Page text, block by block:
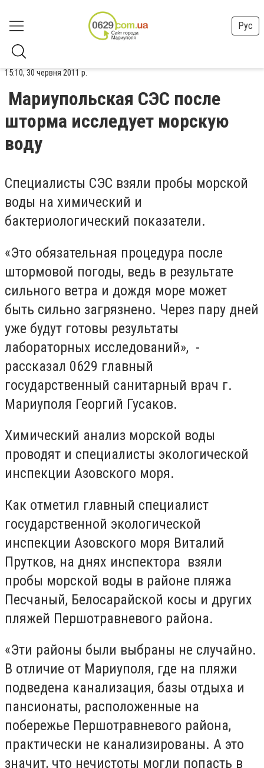
Рус
15:10, 30 червня 2011 р.
Мариупольская СЭС после
шторма исследует морскую
воду
Специалисты СЭС взяли пробы морской
воды на химический и
бактериологический показатели.
«Это обязательная процедура после
штормовой погоды, ведь в результате
сильного ветра и дождя море может
быть сильно загрязнено. Через пару дней
уже будут готовы результаты
лабораторных исследований», -
рассказал 0629 главный
государственный санитарный врач г.
Мариуполя Георгий Гусаков.
Химический анализ морской воды
проводят и специалисты экологической
инспекции Азовского моря.
Как отметил главный специалист
государственной экологической
инспекции Азовского моря Виталий
Прутков, на днях инспектора взяли
пробы морской воды в районе пляжа
Песчаный, Белосарайской косы и других
пляжей Першотравневого района.
«Эти районы были выбраны не случайно.
В отличие от Мариуполя, где на пляжи
подведена канализация, базы отдыха и
пансионаты, расположенные на
побережье Першотравневого района,
практически не канализированы. А это
значит, что нечистоты могли попасть в